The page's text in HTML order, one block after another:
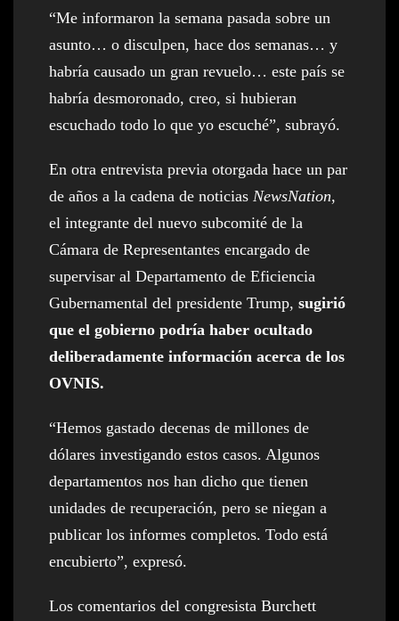
“Me informaron la semana pasada sobre un
asunto… o disculpen, hace dos semanas… y
habría causado un gran revuelo… este país se
habría desmoronado, creo, si hubieran
escuchado todo lo que yo escuché”, subrayó.
En otra entrevista previa otorgada hace un par
de años a la cadena de noticias NewsNation,
el integrante del nuevo subcomité de la
Cámara de Representantes encargado de
supervisar al Departamento de Eficiencia
Gubernamental del presidente Trump, sugirió
que el gobierno podría haber ocultado
deliberadamente información acerca de los
OVNIS.
“Hemos gastado decenas de millones de
dólares investigando estos casos. Algunos
departamentos nos han dicho que tienen
unidades de recuperación, pero se niegan a
publicar los informes completos. Todo está
encubierto”, expresó.
Los comentarios del congresista Burchett